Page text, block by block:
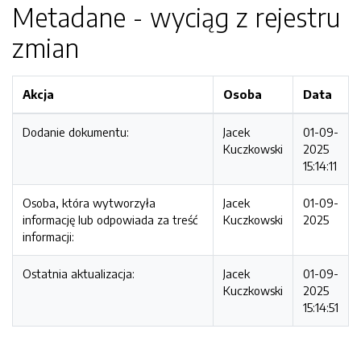
Metadane - wyciąg z rejestru
zmian
Akcja Osoba Data
Dodanie dokumentu:
Jacek
Kuczkowski
01-09-
2025
15:14:11
Osoba, która wytworzyła
informację lub odpowiada za treść
informacji:
Jacek
Kuczkowski
01-09-
2025
Ostatnia aktualizacja:
Jacek
Kuczkowski
01-09-
2025
15:14:51